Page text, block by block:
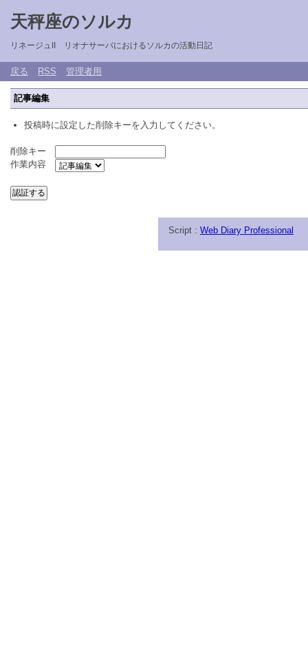
天秤座のソルカ
リネージュII リオナサーバにおけるソルカの活動日記
戻る RSS 管理者用
記事編集
投稿時に設定した削除キーを入力してください。
削除キー
作業内容
Script : Web Diary Professional